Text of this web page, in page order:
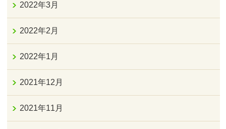
2022年3月
2022年2月
2022年1月
2021年12月
2021年11月